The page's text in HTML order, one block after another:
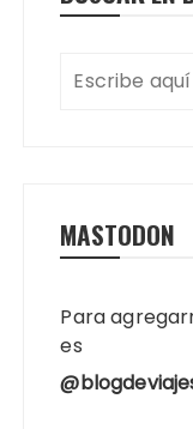
MASTODON
Para
es